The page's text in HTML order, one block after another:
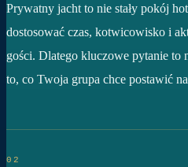
Prywatny jacht to nie stały pokój
dostosować czas, kotwicowisko i
gości. Dlatego kluczowe pytanie to
to, co Twoja grupa chce postawić
02